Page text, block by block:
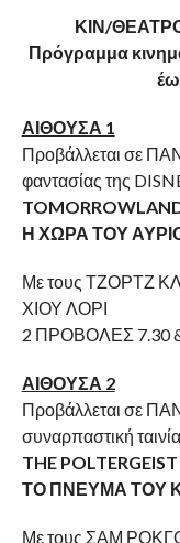
ΚΙΝ/
Πρόγραμμα
ΑΙΘΟΥΣΑ 1
Προβάλλεται σε
φαντασίας της
Η ΧΩΡΑ ΤΟΥ
Με τους ΤΖΟΡΤΖ
ΧΙΟΥ ΛΟΡΙ
2 ΠΡΟΒΟΛΕΣ 7.30
ΑΙΘΟΥΣΑ 2
Προβάλλεται σε
συναρπαστική
THE POLTERGEIST
ΤΟ ΠΝΕΥΜΑ ΤΟΥ
Με τους ΣΑΜ